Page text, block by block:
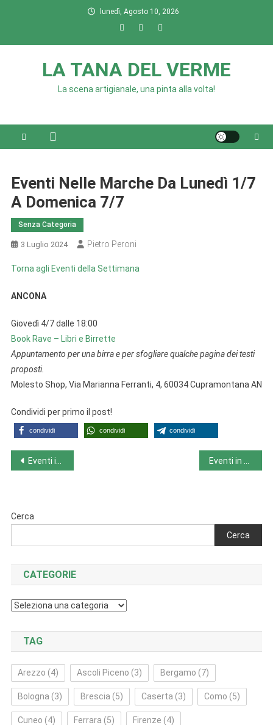
lunedì, Agosto 10, 2026
LA TANA DEL VERME
La scena artigianale, una pinta alla volta!
Eventi Nelle Marche Da Lunedì 1/7
A Domenica 7/7
Senza Categoria
3 Luglio 2024 Pietro Peroni
Torna agli Eventi della Settimana
ANCONA
Giovedì 4/7 dalle 18:00
Book Rave – Libri e Birrette
Appuntamento per una birra e per sfogliare qualche pagina dei testi
proposti.
Molesto Shop, Via Marianna Ferranti, 4, 60034 Cupramontana AN
Condividi per primo il post!
condividi condividi condividi
Navigazione
Eventi in Lombardia da lunedì 1/7 a domenica 7/7
Cerca
Cerca
CATEGORIE
Categorie
TAG
Arezzo (4) Ascoli Piceno (3) Bergamo (7)
Bologna (3) Brescia (5) Caserta (3) Como (5)
Cuneo (4) Ferrara (5) Firenze (4)